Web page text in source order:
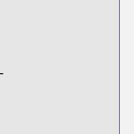
titles/100269